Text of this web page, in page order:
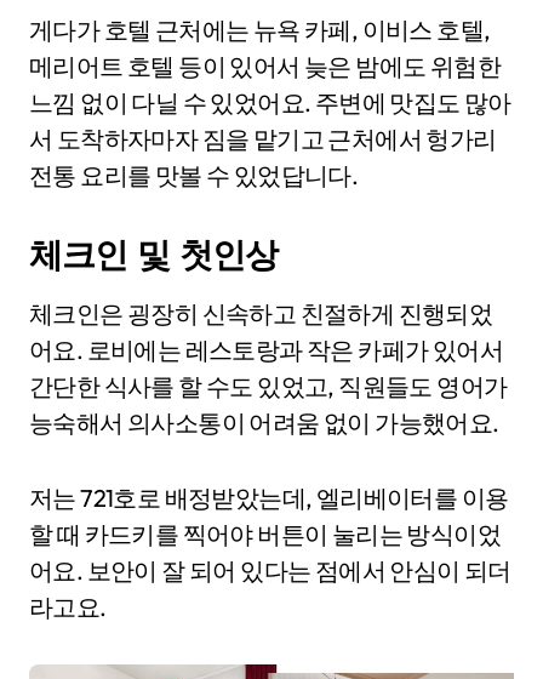
게다가 호텔 근처에는 뉴욕 카페, 이비스 호텔,
메리어트 호텔 등이 있어서 늦은 밤에도 위험한
느낌 없이 다닐 수 있었어요. 주변에 맛집도 많아
서 도착하자마자 짐을 맡기고 근처에서 헝가리
전통 요리를 맛볼 수 있었답니다.
체크인 및 첫인상
체크인은 굉장히 신속하고 친절하게 진행되었
어요. 로비에는 레스토랑과 작은 카페가 있어서
간단한 식사를 할 수도 있었고, 직원들도 영어가
능숙해서 의사소통이 어려움 없이 가능했어요.
저는 721호로 배정받았는데, 엘리베이터를 이용
할 때 카드키를 찍어야 버튼이 눌리는 방식이었
어요. 보안이 잘 되어 있다는 점에서 안심이 되더
라고요.